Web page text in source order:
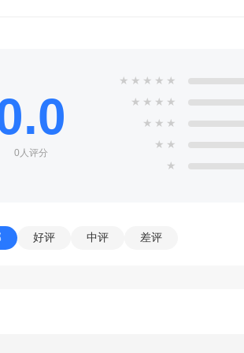
0人评分
★ ★ ★ ★ ★
★ ★ ★ ★
★ ★ ★
★ ★
★
好评 中评 差评